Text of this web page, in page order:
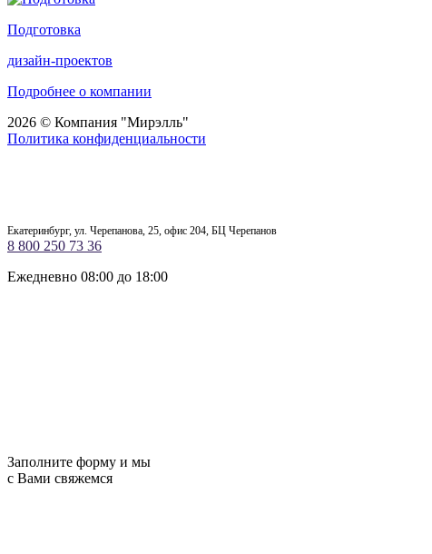
Подготовка
дизайн-проектов
Подробнее о компании
2026 © Компания "Мирэлль"
Политика конфиденциальности
Екатеринбург, ул. Черепанова, 25, офис 204, БЦ Черепанов
8 800 250 73 36
Ежедневно 08:00 до 18:00
Заполните форму и мы
с Вами свяжемся